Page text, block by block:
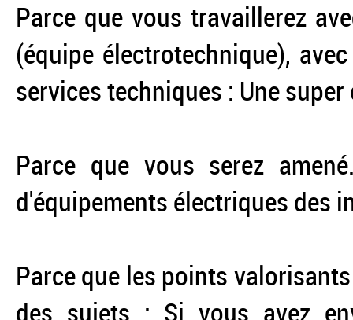
Parce que vous travaillerez
(équipe électrotechnique),
services techniques : Une
Parce que vous serez
d'équipements électriques des
Parce que les points
des sujets : Si vous avez